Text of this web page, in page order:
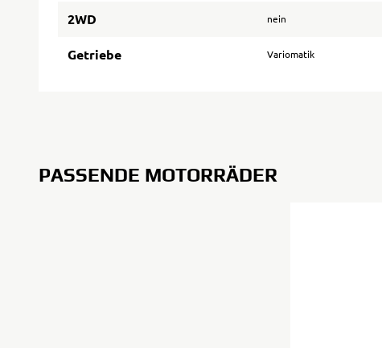
2WD nein
Getriebe Variomatik
PASSENDE MOTORRÄDER